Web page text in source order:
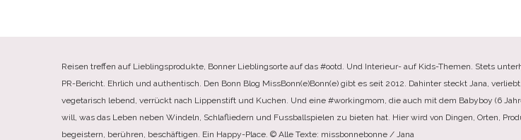
Reisen treffen auf Lieblingsprodukte, Bonner Lieblingsorte auf das #ootd. Und Interieur- auf Kids-Themen. Stets
PR-Bericht. Ehrlich und authentisch. Den Bonn Blog MissBonn(e)Bonn(e) gibt es seit 2012. Dahinter steckt Jana,
vegetarisch lebend, verrückt nach Lippenstift und Kuchen. Und eine #workingmom, die auch mit dem Babyboy (6
will, was das Leben neben Windeln, Schlafliedern und Fussballspielen zu bieten hat. Hier wird von Dingen, Orten,
begeistern, berühren, beschäftigen. Ein Happy-Place. © Alle Texte: missbonnebonne / Jana